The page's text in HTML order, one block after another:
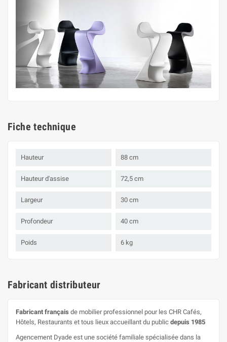
Fiche technique
Hauteur 88 cm
Hauteur d'assise 72,5 cm
Largeur 30 cm
Profondeur 40 cm
Poids 6 kg
Fabricant distributeur
Fabricant français de mobilier professionnel pour les CHR Cafés,
Hôtels, Restaurants et tous lieux accueillant du public depuis 1985
Agencement Dyade est une société familiale spécialisée dans la